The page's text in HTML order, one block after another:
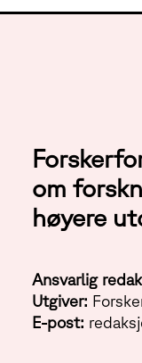
om
høyere
Ansvarlig
Utgiver:
E-post: